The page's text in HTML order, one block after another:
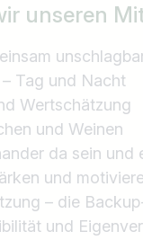
unseren
Tag und Nacht
Wertschätzung
und Weinen
da sein und
und
– die
und